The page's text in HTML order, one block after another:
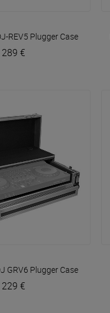
EN DÉTAIL
REV5 Plugger Case
289 €
EN DÉTAIL
GRV6 Plugger Case
229 €